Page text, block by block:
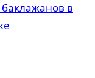
баклажанов в